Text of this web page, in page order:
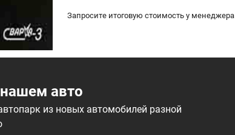
Запросите итоговую стоимость у менеджера
авто
из новых автомобилей разной